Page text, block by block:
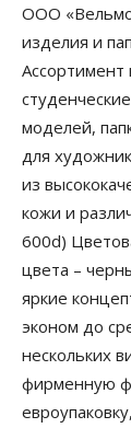
ООО
изделия и
Ассортимент
моделей,
для
из
кожи и
600d)
цвета –
яркие
эконом до
нескольких
фирменную